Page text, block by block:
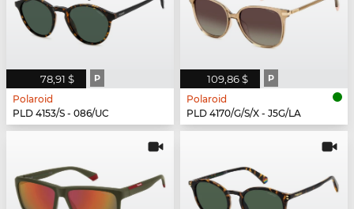
78,91 $ P
Polaroid
PLD 4153/S - 086/UC
109,86 $ P
Polaroid
PLD 4170/G/S/X - J5G/LA